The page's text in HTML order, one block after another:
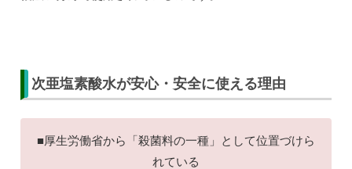
次亜塩素酸水が安心・安全に使える理由
■厚生労働省から「殺菌料の一種」として位置づけら
れている